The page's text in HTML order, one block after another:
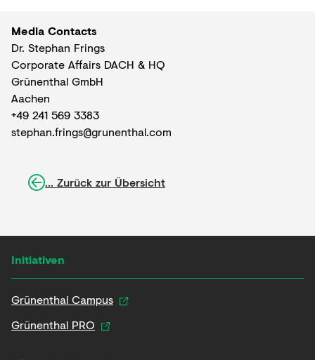
Media Contacts
Dr. Stephan Frings
Corporate Affairs DACH & HQ
Grünenthal GmbH
Aachen
+49 241 569 3383
stephan.frings@grunenthal.com
... Zurück zur Übersicht
Initiativen
Grünenthal Campus
Grünenthal PRO